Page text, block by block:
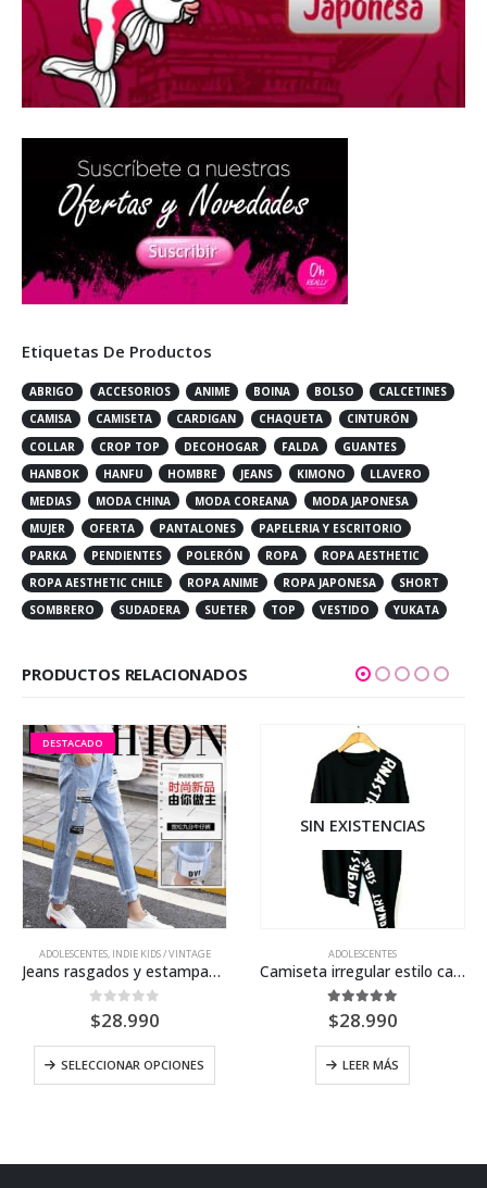
Etiquetas De Productos
ABRIGO ACCESORIOS ANIME BOINA BOLSO
CALCETINES
CAMISA
CAMISETA CARDIGAN CHAQUETA
CINTURÓN
COLLAR
CROP TOP DECOHOGAR FALDA
GUANTES
HANBOK
HANFU HOMBRE JEANS KIMONO
LLAVERO
MEDIAS
MODA CHINA MODA COREANA
MODA JAPONESA
MUJER
OFERTA PANTALONES
PAPELERIA Y ESCRITORIO
PARKA
PENDIENTES POLERÓN ROPA
ROPA AESTHETIC
ROPA AESTHETIC CHILE
ROPA ANIME ROPA JAPONESA
SHORT
SOMBRERO
SUDADERA SUETER TOP VESTIDO YUKATA
PRODUCTOS RELACIONADOS
DESTACADO
ADOLESCENTES, INDIE KIDS / VINTAGE
Jeans rasgados y estampados
0out of 5
$28.990
SELECCIONAR OPCIONES
SIN EXISTENCIAS
ADOLESCENTES
Camiseta irregular estilo casual
5.00 out of 5
$28.990
LEER MÁS